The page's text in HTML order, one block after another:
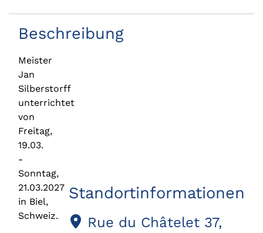
Beschreibung
Meister
Jan
Silberstorff
unterrichtet
von
Freitag,
19.03.
-
Sonntag,
21.03.2027
in Biel,
Schweiz.
Standortinformationen
Rue du Châtelet 37,